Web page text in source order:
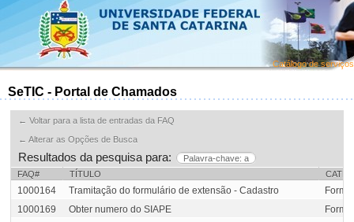
Catálogo de serviços
SeTIC - Portal de Chamados
← Voltar para a lista de entradas da FAQ
← Alterar as Opções de Busca
Resultados da pesquisa para:
Palavra-chave: a
FAQ#
TÍTULO
1000164 Tramitação do formulário de extensão - Cadastro
1000169
Obter numero do SIAPE